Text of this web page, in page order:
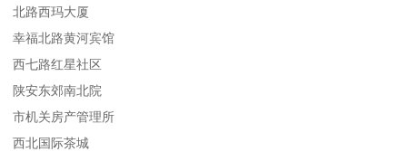
北路西玛大厦
幸福北路黄河宾馆
西七路红星社区
陕安东郊南北院
市机关房产管理所
西北国际茶城